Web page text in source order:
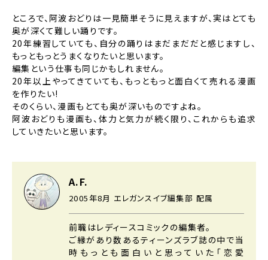
ところで、阿波おどりは一見簡単そうに見えますが、実はとても
奥が深くて難しい踊りです。
20年練習していても、自分の踊りはまだまだだと感じますし、
もっともっとうまくなりたいと思います。
編集という仕事も同じかもしれません。
20年以上やってきていても、もっともっと面白くて売れる漫画
を作りたい!
そのくらい、漫画もとても奥が深いものですよね。
阿波おどりも漫画も、体力と気力が続く限り、これからも追求
していきたいと思います。
A.F.
2005年8月 エレガンスイブ編集部 配属
前職はレディースコミックの編集者。
ご縁があり数あるティーンズラブ誌の中で当
時もっとも面白いと思っていた 「恋愛